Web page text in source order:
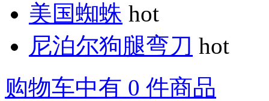
美国蜘蛛 hot
尼泊尔狗腿弯刀 hot
购物车中有 0 件商品